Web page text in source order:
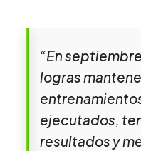
“En
logras
ejecutados,
resultados y